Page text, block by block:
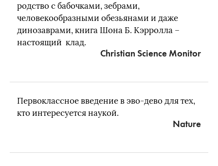
родство с бабочками, зебрами,
человекообразными обезьянами и даже
динозаврами, книга Шона Б. Кэрролла –
настоящий клад.
Christian Science Monitor
Первоклассное введение в эво-дево для тех,
кто интересуется наукой.
Nature